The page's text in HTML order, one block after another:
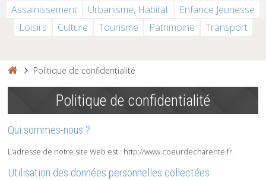
Assainissement
Urbanisme, Habitat
Enfance Jeunesse
Loisirs
Culture Tourisme Patrimoine Transport
Politique de confidentialité
Politique de confidentialité
Qui sommes-nous ?
L’adresse de notre site Web est : http://www.coeurdecharente.fr.
Utilisation des données personnelles collectées